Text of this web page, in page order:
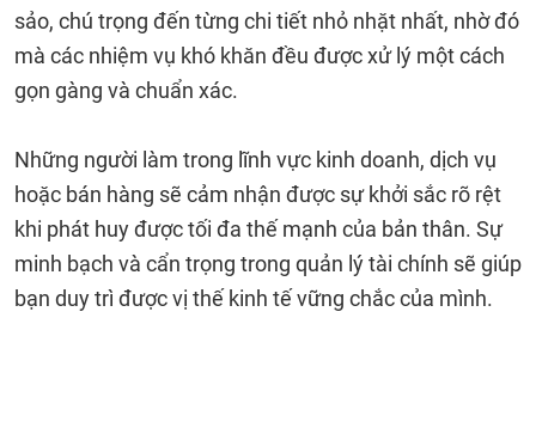
sảo, chú trọng đến từng chi tiết nhỏ nhặt nhất, nhờ đó
mà các nhiệm vụ khó khăn đều được xử lý một cách
gọn gàng và chuẩn xác.
Những người làm trong lĩnh vực kinh doanh, dịch vụ
hoặc bán hàng sẽ cảm nhận được sự khởi sắc rõ rệt
khi phát huy được tối đa thế mạnh của bản thân. Sự
minh bạch và cẩn trọng trong quản lý tài chính sẽ giúp
bạn duy trì được vị thế kinh tế vững chắc của mình.